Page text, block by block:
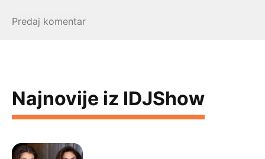
Najnovije iz IDJShow